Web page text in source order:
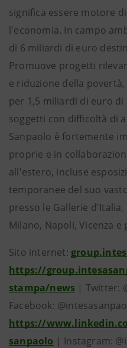
significa essere motore
l'economia. In campo
di 6 miliardi di euro
Promuove progetti
e riduzione della
per 1,5 miliardi di euro
soggetti con difficoltà di
Sanpaolo è fortemente
proprie e in
all'estero, incluse
temporanee del suo
presso le Gallerie
Milano, Napoli, Vicenza
Sito internet:
https://
stampa/news | Twitter:
Facebook:
https://
sanpaolo | Instagram: